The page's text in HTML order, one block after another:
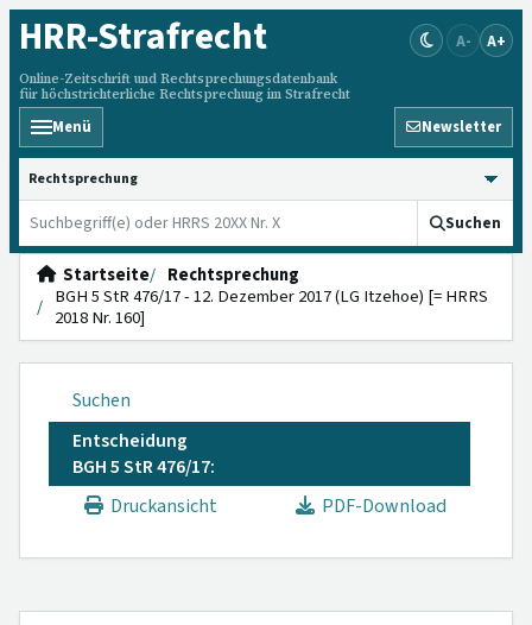
HRR-Strafrecht
Online-Zeitschrift und Rechtsprechungsdatenbank
für höchstrichterliche Rechtsprechung im Strafrecht
A- A+
Menü Newsletter
HRRS durchsuchen
Suchen
Startseite
Rechtsprechung
BGH 5 StR 476/17 - 12. Dezember 2017 (LG Itzehoe) [= HRRS
2018 Nr. 160]
Suchen
Entscheidung
BGH 5 StR 476/17:
Druckansicht
PDF-Download